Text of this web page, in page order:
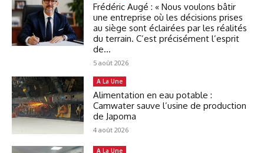
Frédéric Augé : « Nous voulons bâtir
une entreprise où les décisions prises
au siège sont éclairées par les réalités
du terrain. C’est précisément l’esprit
de...
5 août 2026
A La Une
Alimentation en eau potable :
Camwater sauve l’usine de production
de Japoma
4 août 2026
A La Une